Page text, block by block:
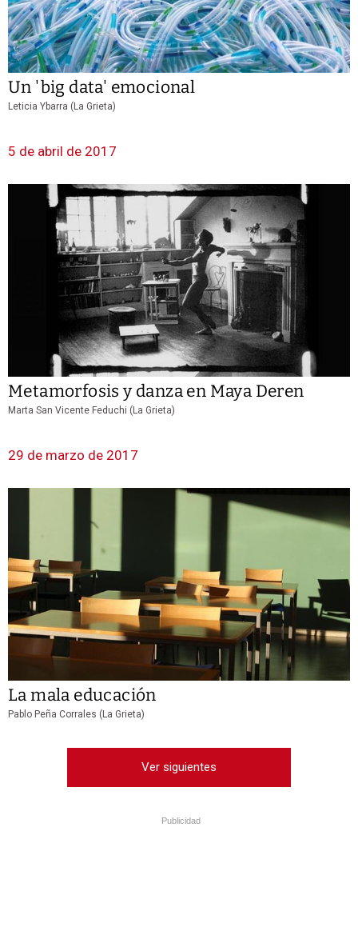
Un 'big data' emocional
Leticia Ybarra (La Grieta)
5 de abril de 2017
Metamorfosis y danza en Maya Deren
Marta San Vicente Feduchi (La Grieta)
29 de marzo de 2017
La mala educación
Pablo Peña Corrales (La Grieta)
Ver siguientes
Publicidad